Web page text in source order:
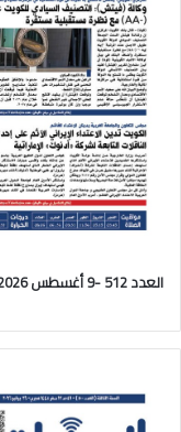
العدد 512 -9 أغسطس 2026 - السنة الثالثة